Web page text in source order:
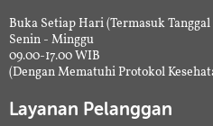
Buka Setiap Hari (Termasuk
Senin - Minggu
09.00-17.00 WIB
(Dengan Mematuhi Protokol
Layanan Pelanggan